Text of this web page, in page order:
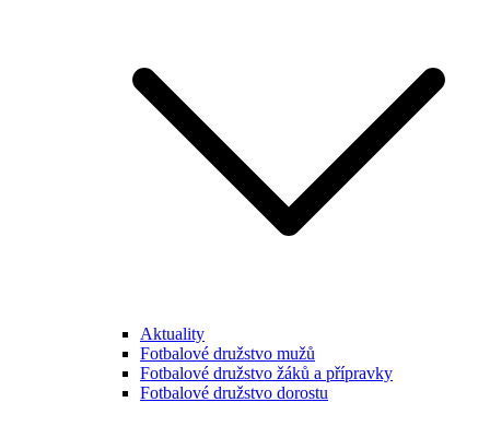
Aktuality
Fotbalové družstvo mužů
Fotbalové družstvo žáků a přípravky
Fotbalové družstvo dorostu